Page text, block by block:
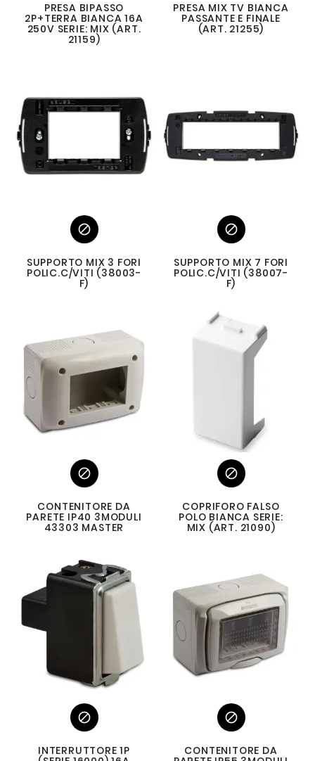
PRESA BIPASSO
2P+TERRA BIANCA 16A
250V SERIE: MIX (ART.
21159)
PRESA MIX TV BIANCA
PASSANTE E FINALE
(ART. 21255)

SUPPORTO MIX 3 FORI
POLIC.C/VITI (38003-
F)

SUPPORTO MIX 7 FORI
POLIC.C/VITI (38007-
F)

CONTENITORE DA
PARETE IP40 3MODULI
43303 MASTER

COPRIFORO FALSO
POLO BIANCA SERIE:
MIX (ART. 21090)

INTERRUTTORE 1P

CONTENITORE DA